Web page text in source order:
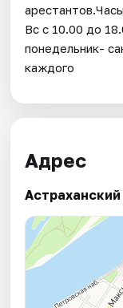
Вс с 10.00 до
понедельник-
каждого
Адрес